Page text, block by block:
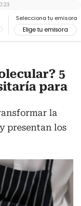
Selecciona tu emisora
Elige tu emisora
5
para
la
presentan los